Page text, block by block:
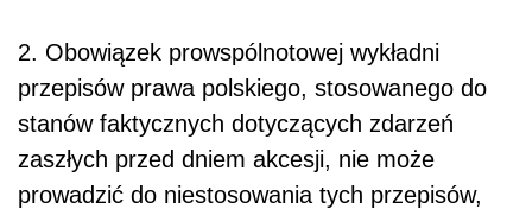
2. Obowiązek prowspólnotowej wykładni
przepisów prawa polskiego, stosowanego do
stanów faktycznych dotyczących zdarzeń
zaszłych przed dniem akcesji, nie może
prowadzić do niestosowania tych przepisów,